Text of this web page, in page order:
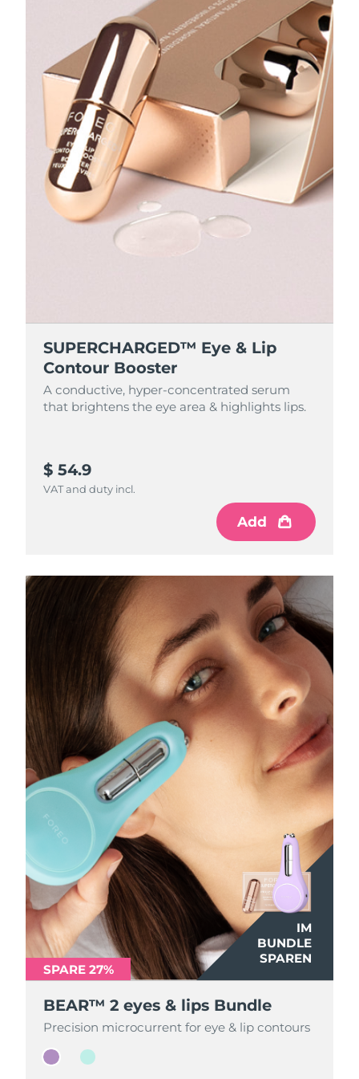
SUPERCHARGED™ Eye & Lip
Contour Booster
A conductive, hyper-concentrated serum
that brightens the eye area & highlights lips.
$ 54.9
VAT and duty incl.
Add
IM
BUNDLE
SPAREN
SPARE 27%
BEAR™ 2 eyes & lips Bundle
Precision microcurrent for eye & lip contours
IM
BUNDLE
SPAREN
SPARE 27%
BEAR™ 2 eyes & lips Bundle
Precision microcurrent for eye & lip contours